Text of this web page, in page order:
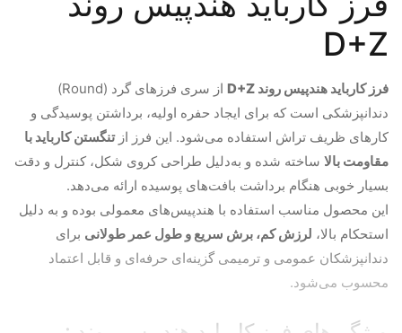
D+Z
فرز کارباید هندپیس روند D+Z
از سری فرزهای گرد (Round)
دندانپزشکی است که برای ایجاد حفره اولیه، برداشتن پوسیدگی و
کارهای ظریف تراش استفاده می‌شود. این فرز ازتنگستن کارباید با
مقاومت بالا ساخته شده و به‌دلیل طراحی کروی شکل، کنترل و دقت
بسیار خوبی هنگام برداشت بافت‌های پوسیده ارائه می‌دهد.
این محصول مناسب استفاده با هندپیس‌های معمولی بوده و به دلیل
استحکام بالا، لرزش کم، برش سریع و طول عمر طولانی برای
دندانپزشکان عمومی و ترمیمی گزینه‌ای حرفه‌ای و قابل اعتماد
محسوب می‌شود.